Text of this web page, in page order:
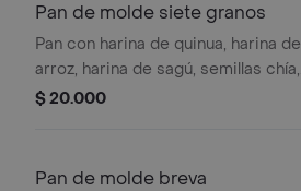
Pan de molde siete granos
Pan con harina de quinua, harina de
arroz, harina de sagú, semillas chía,
linaza, quinua, avena, producto sin
$ 20.000
Pan de molde breva